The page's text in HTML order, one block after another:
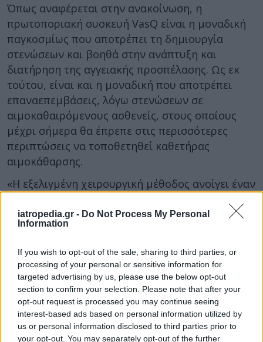
iatropedia.gr - Do Not Process My Personal
Information
If you wish to opt-out of the sale, sharing to third parties, or
processing of your personal or sensitive information for
targeted advertising by us, please use the below opt-out
section to confirm your selection. Please note that after your
opt-out request is processed you may continue seeing
interest-based ads based on personal information utilized by
us or personal information disclosed to third parties prior to
your opt-out. You may separately opt-out of the further
Όπως αναφέρεται στην ανακοίνωση, η
πρωτοποριακή συσκευή VasQ είναι η μοναδική
παγκοσμίως που αποτρέπει τη δημιουργία
στενώσεων και βοηθά στην ανάπτυξη και
διατήρηση της αγγειακής προσπέλασης. Ως εκ
τούτου, είναι και η μοναδική που αποτρέπει
επαναεπεμβάσεις, λόγω στενώσεων σε
αιμοκαθαιρόμενους ασθενείς, στους οποίους
μέχρι σήμερα θα έπρεπε στις περισσότερες
περιπτώσεις να τοποθετηθεί καθετήρας
αιμοκάθαρσης.
«Η εξελιγμένη χειρουργική μέθοδος ανοίγει έναν
Προσπελάσεων του Ερρίκος Ντυνάν, το οποίο
δημιουργήθηκε το 2023 με στόχο να προσφέρει
στους νεφροπαθείς ασθενείς», αναφέρεται σε
σχετική ανακοίνωση.
ΔΙΑΒΑΣΤΕ ΕΠΙΣΗΣ:
8 μύθοι για το αλκοόλ που έχει καταρρίψει η
επιστήμη